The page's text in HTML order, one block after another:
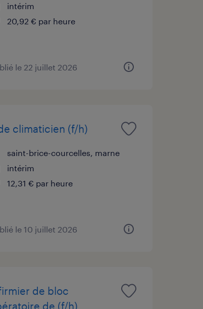
intérim
20,92 € par heure
le 22 juillet 2026
climaticien (f/h)
saint-brice-courcelles, marne
intérim
12,31 € par heure
le 10 juillet 2026
de bloc
de (f/h)